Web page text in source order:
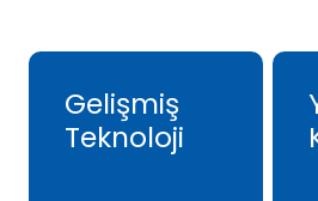
Gelişmiş
Teknoloji